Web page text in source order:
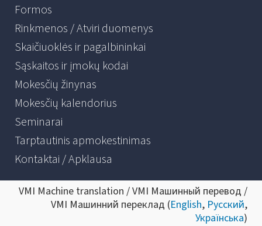
Formos
Rinkmenos / Atviri duomenys
Skaičiuoklės ir pagalbininkai
Sąskaitos ir įmokų kodai
Mokesčių žinynas
Mokesčių kalendorius
Seminarai
Tarptautinis apmokestinimas
Kontaktai / Apklausa
VMI Machine translation / VMI Машинный перевод /
VMI Машинний переклад (English, Русский,
Українська)